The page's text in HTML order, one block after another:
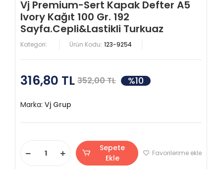
Vj Premium-Sert Kapak Defter A5
Ivory Kağıt 100 Gr. 192
Sayfa.Cepli&Lastikli Turkuaz
Kategori: Ürün Kodu: 123-9254
316,80 TL 352,00 TL %10
Marka: Vj Grup
Sepete
Ekle
Favorilerime ekle